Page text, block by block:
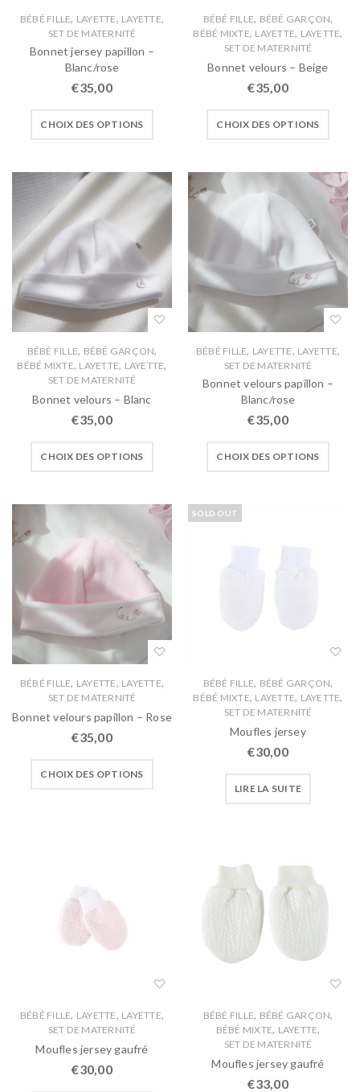
BÉBÉ FILLE, LAYETTE, LAYETTE,
SET DE MATERNITÉ
Bonnet jersey papillon –
Blanc/rose
€35,00
CHOIX DES OPTIONS
BÉBÉ FILLE, BÉBÉ GARÇON,
BÉBÉ MIXTE, LAYETTE, LAYETTE,
SET DE MATERNITÉ
Bonnet velours – Beige
€35,00
CHOIX DES OPTIONS
BÉBÉ FILLE, BÉBÉ GARÇON,
BÉBÉ MIXTE, LAYETTE, LAYETTE,
SET DE MATERNITÉ
Bonnet velours – Blanc
€35,00
CHOIX DES OPTIONS
BÉBÉ FILLE, LAYETTE, LAYETTE,
SET DE MATERNITÉ
Bonnet velours papillon –
Blanc/rose
€35,00
CHOIX DES OPTIONS
BÉBÉ FILLE, LAYETTE, LAYETTE,
SET DE MATERNITÉ
Bonnet velours papillon – Rose
€35,00
CHOIX DES OPTIONS
SOLD OUT
BÉBÉ FILLE, BÉBÉ GARÇON,
BÉBÉ MIXTE, LAYETTE, LAYETTE,
SET DE MATERNITÉ
Moufles jersey
€30,00
LIRE LA SUITE
BÉBÉ FILLE, LAYETTE, LAYETTE,
SET DE MATERNITÉ
Moufles jersey gaufré
€30,00
BÉBÉ FILLE, BÉBÉ GARÇON,
BÉBÉ MIXTE, LAYETTE,
SET DE MATERNITÉ
Moufles jersey gaufré
€33,00